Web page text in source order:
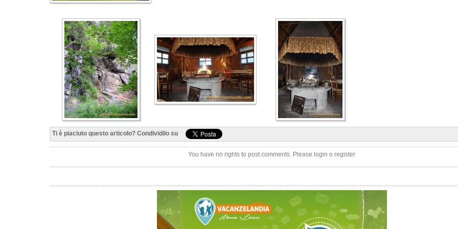
Ti è piaciuto questo articolo? Condividilo su
You have no rights to post comments. Please login o register